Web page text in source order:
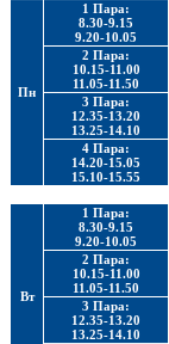
Пн
1 Пара:
8.30-9.15
9.20-10.05
2 Пара:
10.15-11.00
11.05-11.50
3 Пара:
12.35-13.20
13.25-14.10
4 Пара:
14.20-15.05
15.10-15.55
Вт
1 Пара:
8.30-9.15
9.20-10.05
2 Пара:
10.15-11.00
11.05-11.50
3 Пара:
12.35-13.20
13.25-14.10